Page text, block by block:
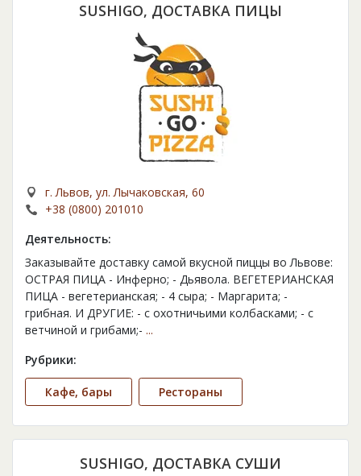
SUSHIGO, ДОСТАВКА ПИЦЫ
г. Львов, ул. Лычаковская, 60
+38 (0800) 201010
Деятельность:
Заказывайте доставку самой вкусной пиццы во Львове:
ОСТРАЯ ПИЦА - Инферно; - Дьявола. ВЕГЕТЕРИАНСКАЯ
ПИЦА - вегетерианская; - 4 сыра; - Маргарита; -
грибная. И ДРУГИЕ: - с охотничьими колбасками; - с
ветчиной и грибами;- ...
Рубрики:
Кафе, бары Рестораны
SUSHIGO, ДОСТАВКА СУШИ